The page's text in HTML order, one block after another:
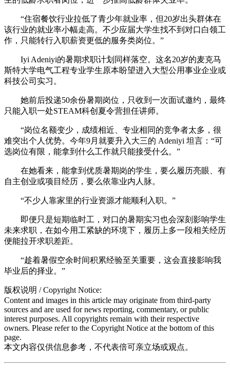
“住宿餐饮行业拉低了青少年就业率，但20岁出头群体在
该行业的就业率小幅走高。不少应届大学生找不到对口白领工
作，只能转行入职薪资更低的服务类岗位。”
Iyi Adeniyi的暑期求职计划同样落空。这名20岁的麦克马
斯特大学电气工程专业学生原本盼望进入大型公用事业企业或
科技公司实习。
她前后投递50余份暑期岗位，只收到一次面试邀约，最终
只能入职一处STEAM科创夏令营担任讲师。
“岗位名额变少，成绩相近、专业相同的竞争者太多，很
难突出个人优势。今年9月就要升入大三的 Adeniyi 坦言：“可
选岗位有限，能拿到什么工作就只能接受什么。”
在她看来，能拿到优质暑期岗的学生，要么履历亮眼、有
自主创业或项目经历，要么依靠业内人脉。
“不少人靠家里的行业资源才能顺利入职。”
即便只是短期临时工，对口的暑期实习也会深刻影响学生
未来求职，在如今用工紧缺的环境下，履历上多一段相关经历
便能拉开求职差距。
“趁着暑假空余时间积累经验至关重要，这会直接影响我
毕业后的择业。”
版权说明 / Copyright Notice:
Content and images in this article may originate from third-party
sources and are used for news reporting, commentary, or public
interest purposes. All copyrights remain with their respective
owners. Please refer to the Copyright Notice at the bottom of this
page.
本文内容仅供信息参考，不代表倍可亲立场或观点。